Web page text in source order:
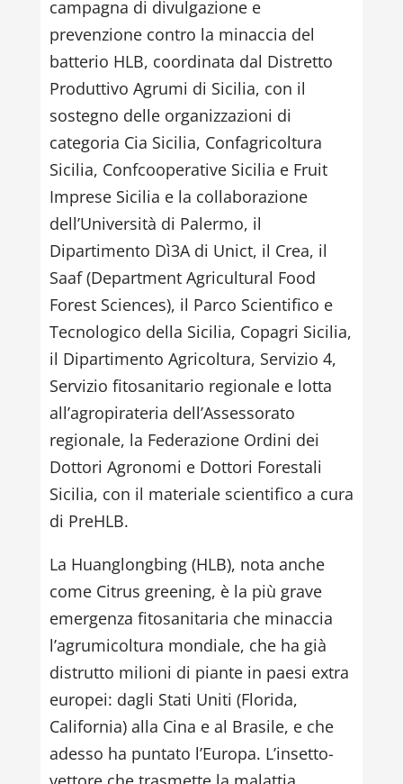
campagna di divulgazione e
prevenzione contro la minaccia del
batterio HLB, coordinata dal Distretto
Produttivo Agrumi di Sicilia, con il
sostegno delle organizzazioni di
categoria Cia Sicilia, Confagricoltura
Sicilia, Confcooperative Sicilia e Fruit
Imprese Sicilia e la collaborazione
dell’Università di Palermo, il
Dipartimento Dì3A di Unict, il Crea, il
Saaf (Department Agricultural Food
Forest Sciences), il Parco Scientifico e
Tecnologico della Sicilia, Copagri Sicilia,
il Dipartimento Agricoltura, Servizio 4,
Servizio fitosanitario regionale e lotta
all’agropirateria dell’Assessorato
regionale, la Federazione Ordini dei
Dottori Agronomi e Dottori Forestali
Sicilia, con il materiale scientifico a cura
di PreHLB.
La Huanglongbing (HLB), nota anche
come Citrus greening, è la più grave
emergenza fitosanitaria che minaccia
l’agrumicoltura mondiale, che ha già
distrutto milioni di piante in paesi extra
europei: dagli Stati Uniti (Florida,
California) alla Cina e al Brasile, e che
adesso ha puntato l’Europa. L’insetto-